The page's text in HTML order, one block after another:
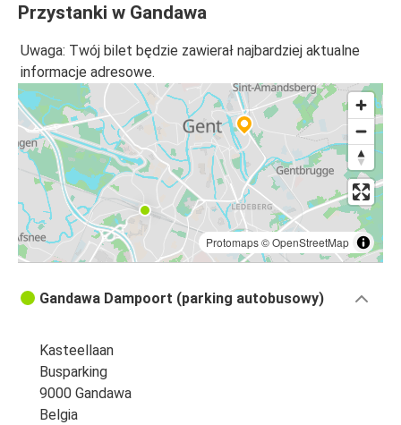
Przystanki w Gandawa
Uwaga: Twój bilet będzie zawierał najbardziej aktualne
informacje adresowe.
Protomaps©OpenStreetMap
Gandawa Dampoort (parking autobusowy)
Kasteellaan
Busparking
9000 Gandawa
Belgia